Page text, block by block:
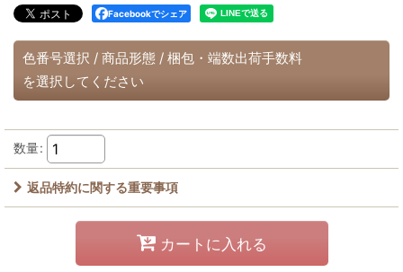
Facebookでシェア
色番号選択 / 商品形態 / 梱包・端数出荷手数料
を選択してください
数量:
返品特約に関する重要事項
カートに入れる